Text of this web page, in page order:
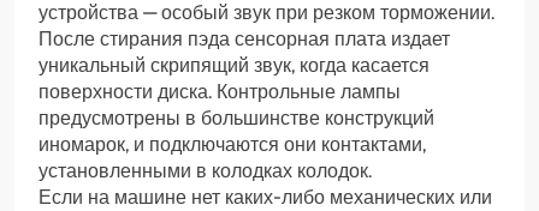
устройства — особый звук при резком торможении.
После стирания пэда сенсорная плата издает
уникальный скрипящий звук, когда касается
поверхности диска. Контрольные лампы
предусмотрены в большинстве конструкций
иномарок, и подключаются они контактами,
установленными в колодках колодок.
Если на машине нет каких-либо механических или